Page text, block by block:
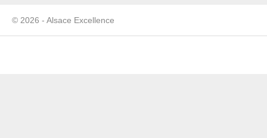
© 2026 - Alsace Excellence